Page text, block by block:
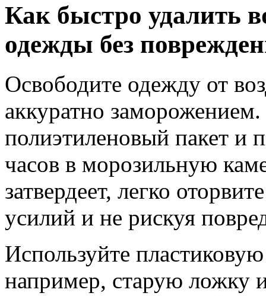
Как быстро удалить
одежды без
Освободите одежду от
аккуратно
полиэтиленовый пакет и
часов в морозильную
затвердеет, легко
усилий и не рискуя
Используйте
например, старую ложку